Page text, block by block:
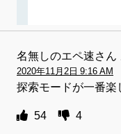
名無しのエペ速さん
2020年11月2日 9:16 AM
探索モードが一番楽
54 4